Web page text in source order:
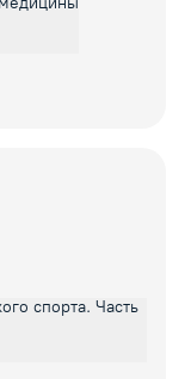
спорта. Часть